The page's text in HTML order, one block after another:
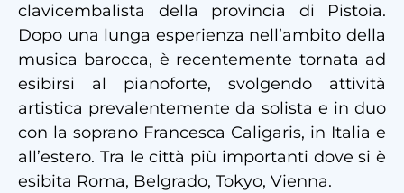
clavicembalista della provincia di Pistoia.
Dopo una lunga esperienza nell’ambito della
musica barocca, è recentemente tornata ad
esibirsi al pianoforte, svolgendo attività
artistica prevalentemente da solista e in duo
con la soprano Francesca Caligaris, in Italia e
all’estero. Tra le città più importanti dove si è
esibita Roma, Belgrado, Tokyo, Vienna.